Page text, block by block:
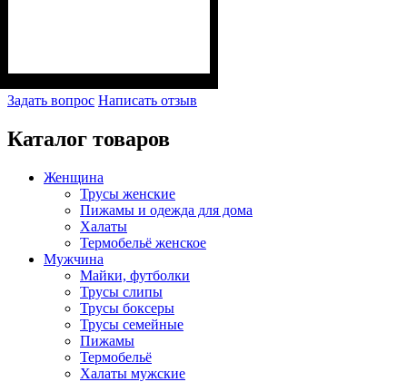
Задать вопрос Написать отзыв
Каталог товаров
Женщина
Трусы женские
Пижамы и одежда для дома
Халаты
Термобельё женское
Мужчина
Майки, футболки
Трусы слипы
Трусы боксеры
Трусы семейные
Пижамы
Термобельё
Халаты мужские